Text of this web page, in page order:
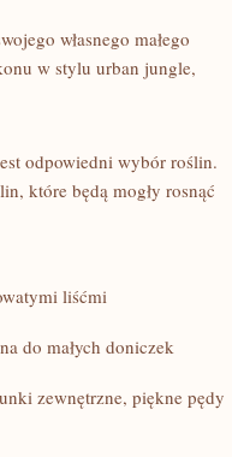
własnego małego
w⁤ stylu urban jungle,
odpowiedni wybór roślin.
‍które⁤ będą mogły rosnąć
liśćmi
do małych doniczek
zewnętrzne, piękne pędy